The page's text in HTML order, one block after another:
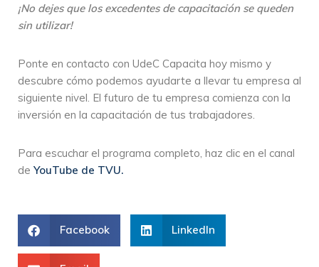
¡No dejes que los excedentes de capacitación se queden
sin utilizar!
Ponte en contacto con UdeC Capacita hoy mismo y
descubre cómo podemos ayudarte a llevar tu empresa al
siguiente nivel. El futuro de tu empresa comienza con la
inversión en la capacitación de tus trabajadores.
Para escuchar el programa completo, haz clic en el canal
de YouTube de TVU.
Facebook LinkedIn